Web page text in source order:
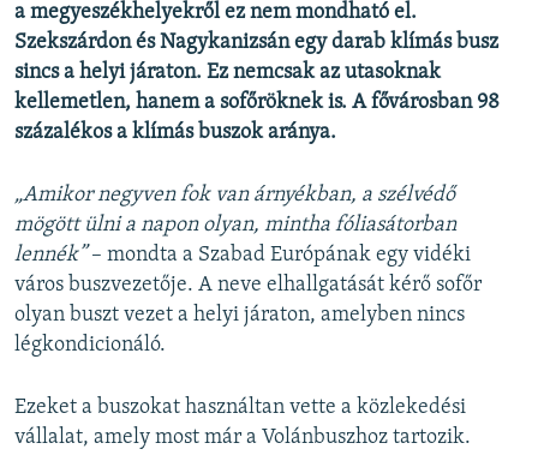
Valamennyi RFE/RL weboldal
a megyeszékhelyekről ez nem mondható el.
Szekszárdon és Nagykanizsán egy darab klímás busz
sincs a helyi járaton. Ez nemcsak az utasoknak
kellemetlen, hanem a sofőröknek is. A fővárosban 98
százalékos a klímás buszok aránya.
„Amikor negyven fok van árnyékban, a szélvédő
mögött ülni a napon olyan, mintha fóliasátorban
lennék”– mondta a Szabad Európának egy vidéki
város buszvezetője. A neve elhallgatását kérő sofőr
olyan buszt vezet a helyi járaton, amelyben nincs
légkondicionáló.
Ezeket a buszokat használtan vette a közlekedési
vállalat, amely most már a Volánbuszhoz tartozik.